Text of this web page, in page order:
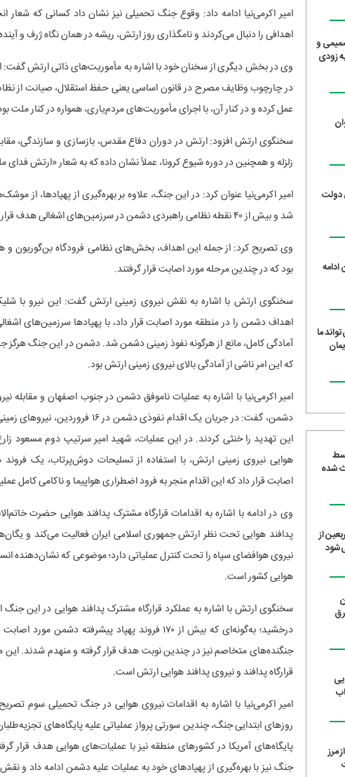
و
زودی
دولت
ما
شده
از
مرز
امیر اکرمی‌نیا ادامه داد: وقوع جنگ تحمیلی نیز نشان داد کسانی که
اهدافی را دنبال می‌کردند و نامگذاری روز ارتش، ریشه در همان نگاه ژرف و
وی در بخش دیگری از سخنان خود با اشاره به مأموریت‌های ذاتی ارتش گفت:
در چارچوب وظایف مصرح در قانون اساسی یعنی حفظ استقلال، صیانت از
عمل کرده و در کنار آن، با اجرای مأموریت‌های مردم‌یاری، همواره در کنار ملت
سخنگوی ارتش افزود: ارتش در دوران دفاع مقدس، بازسازی و سازندگی،
زلزله و همچنین در دوره شیوع کرونا، عملاً نشان داده که به شعار «ارتش فدای
امیر اکرمی‌نیا عنوان کرد: در این جنگ، علاوه بر بهره‌گیری از پهپادها، از
شد و بیش از ۴۰ نقطه نظامی راهبردی دشمن در سرزمین‌های اشغالی هدف قرار گرفت.
وی تصریح کرد: از جمله این اهداف، بخش‌های نظامی فرودگاه بن‌گوریون و
بود که در چندین مرحله مورد اصابت قرار گرفتند.
سخنگوی ارتش با اشاره به نقش نیروی زمینی ارتش گفت: این نیرو با
اهداف دشمن را در منطقه مورد اصابت قرار داد، با پهپادها سرزمین‌های
آمادگی کامل، مانع از هرگونه نفوذ زمینی دشمن شد. دشمن در این جنگ هرگز
که این امر ناشی از آمادگی بالای نیروی زمینی ارتش بود.
امیر اکرمی‌نیا با اشاره به عملیات ناموفق دشمن در جنوب اصفهان و مقابله
دشمن، گفت: در جریان یک اقدام نفوذی
این تهدید را خنثی کردند. در این عملیات، شهید امیر سرتیپ دوم مسعود
اصابت قرار داد که این اقدام منجر به فرود اضطراری هواپیما و ناکامی کامل
وی در ادامه با اشاره به اقدامات قرارگاه مشترک پدافند هوایی حضرت
پدافند هوایی تحت نظر ارتش جمهوری اسلامی ایران فعالیت می‌کند و
نیروی هوافضای سپاه را تحت کنترل عملیاتی دارد؛ موضوعی که نشان‌دهنده
هوایی کشور است.
سخنگوی ارتش با اشاره به عملکرد قرارگاه مشترک پدافند هوایی در این جنگ
درخشید؛ به‌گونه‌ای که بیش از ۱۷۰ فروند پهپاد
جنگنده‌های متخاصم نیز در چندین نوبت هدف قرار گرفته و منهدم شدند.
قرارگاه پدافند و نیروی پدافند هوایی ارتش است.
امیر اکرمی‌نیا با اشاره به اقدامات نیروی هوایی در جنگ تحمیلی سوم
روزهای ابتدایی جنگ، چندین سورتی پرواز عملیاتی علیه پایگاه‌های
پایگاه‌های آمریکا در کشورهای منطقه نیز با عملیات‌های هوایی هدف قرار
جنگ نیز با بهره‌گیری از پهپادهای خود به عملیات علیه دشمن ادامه داد و